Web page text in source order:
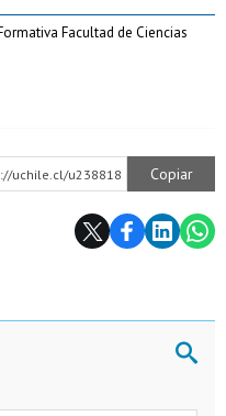
Facultad de Ciencias
uchile.cl/u238818 Copiar